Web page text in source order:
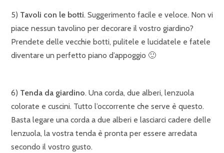
5) Tavoli con le botti. Suggerimento facile e veloce. Non vi
piace nessun tavolino per decorare il vostro giardino?
Prendete delle vecchie botti, pulitele e lucidatele e fatele
diventare un perfetto piano d’appoggio 🙂
6) Tenda da giardino. Una corda, due alberi, lenzuola
colorate e cuscini. Tutto l’occorrente che serve è questo.
Basta legare una corda a due alberi e lasciarci cadere delle
lenzuola, la vostra tenda è pronta per essere arredata
secondo il vostro gusto.